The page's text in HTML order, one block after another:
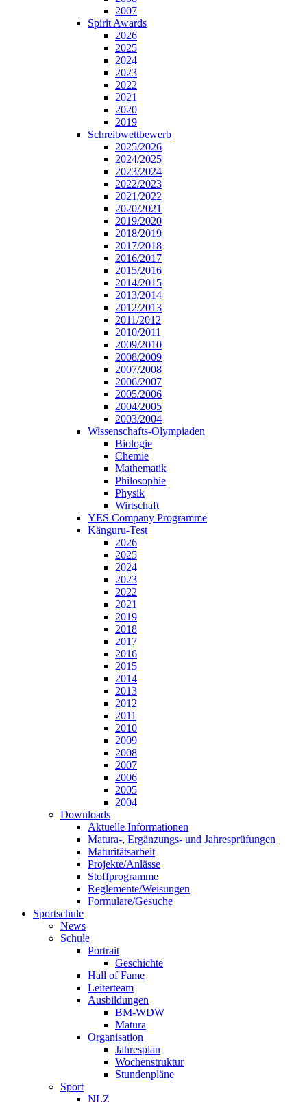
2007
Spirit Awards
2026
2025
2024
2023
2022
2021
2020
2019
Schreibwettbewerb
2025/2026
2024/2025
2023/2024
2022/2023
2021/2022
2020/2021
2019/2020
2018/2019
2017/2018
2016/2017
2015/2016
2014/2015
2013/2014
2012/2013
2011/2012
2010/2011
2009/2010
2008/2009
2007/2008
2006/2007
2005/2006
2004/2005
2003/2004
Wissenschafts-Olympiaden
Biologie
Chemie
Mathematik
Philosophie
Physik
Wirtschaft
YES Company Programme
Känguru-Test
2026
2025
2024
2023
2022
2021
2019
2018
2017
2016
2015
2014
2013
2012
2011
2010
2009
2008
2007
2006
2005
2004
Downloads
Aktuelle Informationen
Matura-, Ergänzungs- und Jahresprüfungen
Maturitätsarbeit
Projekte/Anlässe
Stoffprogramme
Reglemente/Weisungen
Formulare/Gesuche
Sportschule
News
Schule
Portrait
Geschichte
Hall of Fame
Leiterteam
Ausbildungen
BM-WDW
Matura
Organisation
Jahresplan
Wochenstruktur
Stundenpläne
Sport
NLZ